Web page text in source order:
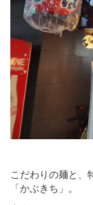
こだわりの麺と、
「かぶきち」。